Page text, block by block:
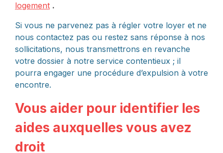
logement .
Si vous ne parvenez pas à régler votre loyer et ne
nous contactez pas ou restez sans réponse à nos
sollicitations, nous transmettrons en revanche
votre dossier à notre service contentieux ; il
pourra engager une procédure d’expulsion à votre
encontre.
Vous aider pour identifier les
aides auxquelles vous avez
droit